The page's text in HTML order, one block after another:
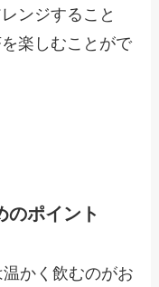
ンジすること
楽しむことがで
のポイント
かく飲むのがお